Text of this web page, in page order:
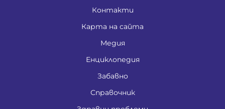
Контакти
Карта на сайта
Медия
Енциклопедия
Забавно
Справочник